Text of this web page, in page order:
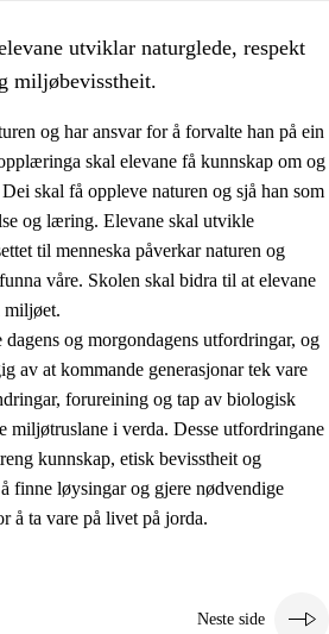
i opplæringa
mangfald
etisk bevisstheit
og utforskartrong
og miljøbevisstheit
utviklar naturglede, respekt
miljøbevisstheit.
og har ansvar for å forvalte han på ein
skal elevane få kunnskap om og
skal få oppleve naturen og sjå han som
og læring. Elevane skal utvikle
til menneska påverkar naturen og
våre. Skolen skal bidra til at elevane
miljøet.
og morgondagens utfordringar, og
av at kommande generasjonar tek vare
forureining og tap av biologisk
miljøtruslane i verda. Desse utfordringane
kunnskap, etisk bevisstheit og
finne løysingar og gjere nødvendige
å ta vare på livet på jorda.
Neste side